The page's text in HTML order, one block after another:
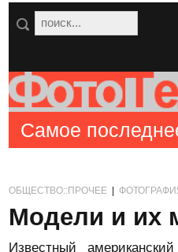
Самое
ОБЩЕСТВО::ПРОЧЕЕ |
Модели и их
Известный